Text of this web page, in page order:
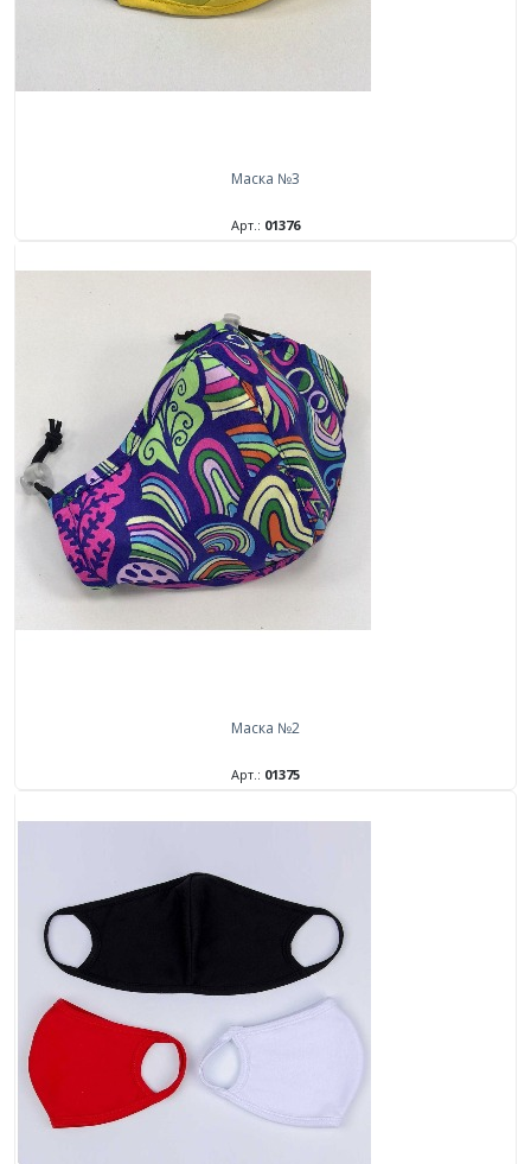
Маска №3
Арт.: 01376
Маска №2
Арт.: 01375